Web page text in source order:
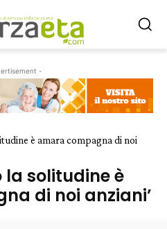
-
è amara compagna di noi
la solitudine è
di noi anziani’